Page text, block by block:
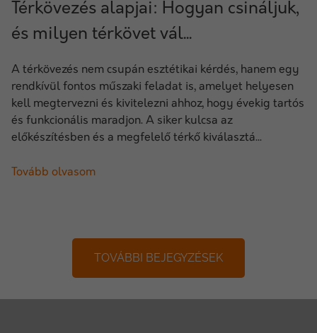
Térkövezés alapjai: Hogyan csináljuk,
és milyen térkövet vál...
A térkövezés nem csupán esztétikai kérdés, hanem egy
rendkívül fontos műszaki feladat is, amelyet helyesen
kell megtervezni és kivitelezni ahhoz, hogy évekig tartós
és funkcionális maradjon. A siker kulcsa az
előkészítésben és a megfelelő térkő kiválasztá...
Tovább olvasom
TOVÁBBI BEJEGYZÉSEK